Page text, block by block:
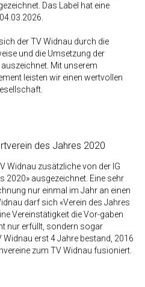
Das Label hat eine
der TV Widnau durch die
und die Umsetzung der
Mit unserem
leisten wir einen wertvollen
des Jahres 2020
Widnau zusätzliche von der IG
2020» ausgezeichnet. Eine sehr
nur einmal im Jahr an einen
darf sich «Verein des Jahres
Vereinstätigkeit die Vor-gaben
nur erfüllt, sondern sogar
erst 4 Jahre bestand, 2016
zum TV Widnau fusioniert.